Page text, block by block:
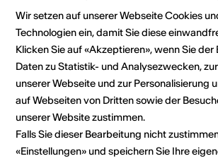
So, 30.08.2026
"Die Welt ist Klang" -
Abendkonzert mit
mit Ephraim Salzmann
Pro Natura Zentrum Aletsch, Riederalp
Mehr dazu
Wir setzen auf unserer Webseite Cookies
Technologien ein, damit Sie diese
Klicken Sie auf «Akzeptieren», wenn Sie
Daten zu Statistik- und Analysezwecken,
unserer Webseite und zur Personalisierung
auf Webseiten von Dritten sowie der
unserer Website zustimmen.
Falls Sie dieser Bearbeitung nicht
«Einstellungen» und speichern Sie Ihre